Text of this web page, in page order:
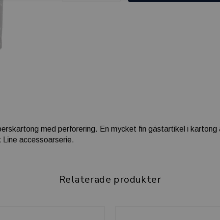
med perforering. En mycket fin gästartikel i
accessoarserie.
Relaterade produkter